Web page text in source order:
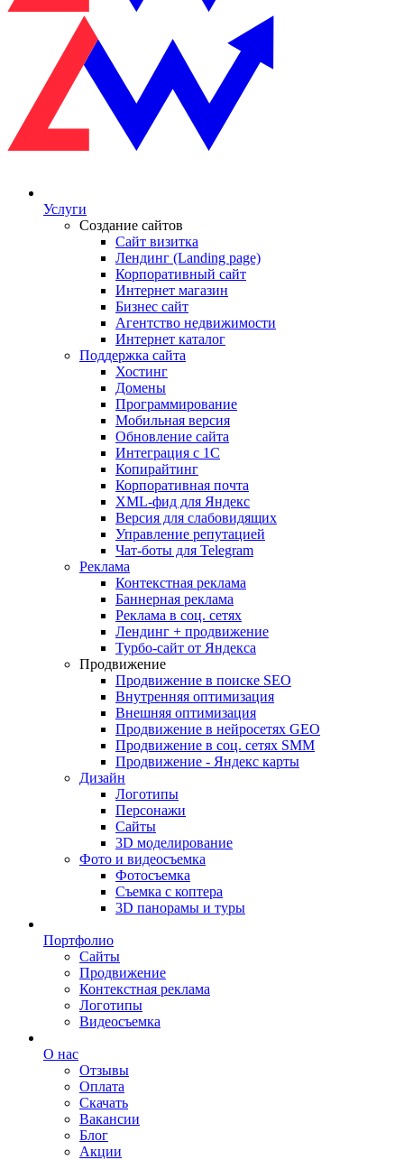
Услуги
Создание сайтов
Сайт визитка
Лендинг (Landing page)
Корпоративный сайт
Интернет магазин
Бизнес сайт
Агентство недвижимости
Интернет каталог
Поддержка сайта
Хостинг
Домены
Программирование
Мобильная версия
Обновление сайта
Интеграция с 1С
Копирайтинг
Корпоративная почта
XML-фид для Яндекс
Версия для слабовидящих
Управление репутацией
Чат-боты для Telegram
Реклама
Контекстная реклама
Баннерная реклама
Реклама в соц. сетях
Лендинг + продвижение
Турбо-сайт от Яндекса
Продвижение
Продвижение в поиске SEO
Внутренняя оптимизация
Внешняя оптимизация
Продвижение в нейросетях GEO
Продвижение в соц. сетях SMM
Продвижение - Яндекс карты
Дизайн
Логотипы
Персонажи
Сайты
3D моделирование
Фото и видеосъемка
Фотосъемка
Съемка с коптера
3D панорамы и туры
Портфолио
Сайты
Продвижение
Контекстная реклама
Логотипы
Видеосъемка
О нас
Отзывы
Оплата
Скачать
Вакансии
Блог
Акции